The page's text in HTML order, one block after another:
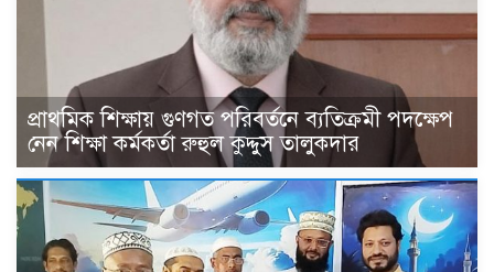
প্রাথমিক শিক্ষায় গুণগত পরিবর্তনে ব্যতিক্রমী পদক্ষেপ
নেন শিক্ষা কর্মকর্তা রুহুল কুদ্দুস তালুকদার